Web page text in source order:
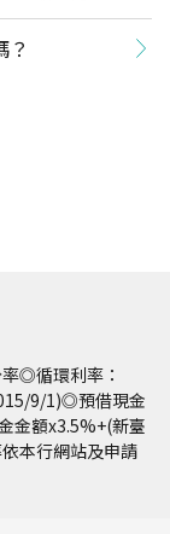
？
◎循環利率：
9/1)◎預借現金
金額x3.5%+(新臺
本行網站及申請